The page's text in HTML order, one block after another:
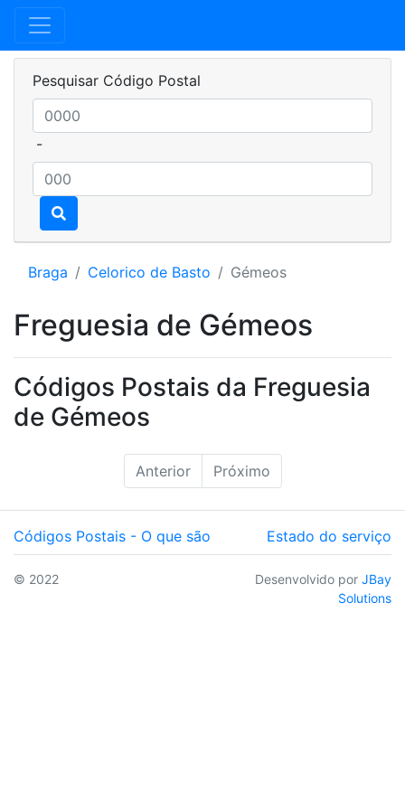
Pesquisar Código Postal
-
Braga Celorico de Basto Gémeos
Freguesia de Gémeos
Códigos Postais da Freguesia
de Gémeos
Anterior Próximo
Códigos Postais - O que são Estado do serviço
© 2022 Desenvolvido por JBay
Solutions